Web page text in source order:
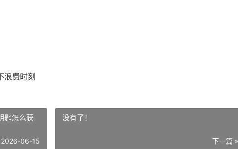
浪费时刻
匙怎么获
2026-06-15
没有了！
下一篇 »